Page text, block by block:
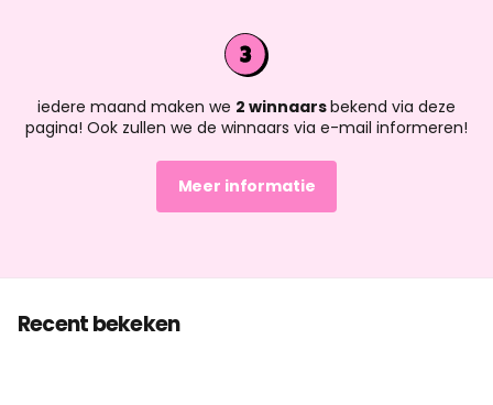
iedere maand maken we 2 winnaarsbekend via deze
pagina! Ook zullen we de winnaars via e-mail informeren!
Meer informatie
Recent bekeken